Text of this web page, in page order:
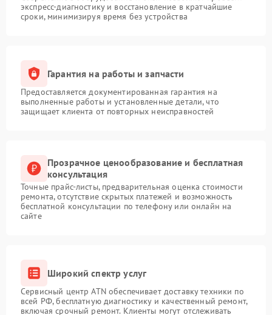
экспресс-диагностику и восстановление в кратчайшие
сроки, минимизируя время без устройства
Гарантия на работы и запчасти
Предоставляется документированная гарантия на
выполненные работы и установленные детали, что
защищает клиента от повторных неисправностей
Прозрачное ценообразование и бесплатная
консультация
Точные прайс-листы, предварительная оценка стоимости
ремонта, отсутствие скрытых платежей и возможность
бесплатной консультации по телефону или онлайн на
сайте
Широкий спектр услуг
Сервисный центр ATN обеспечивает доставку техники по
всей РФ, бесплатную диагностику и качественный ремонт,
включая срочный ремонт. Клиенты могут отслеживать